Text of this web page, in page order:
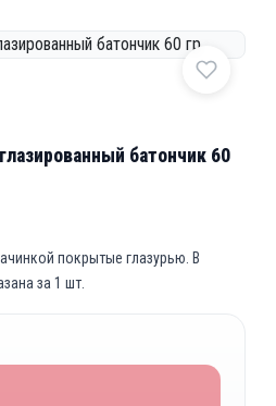
батончик 60
покрытые глазурью. В
за 1 шт.